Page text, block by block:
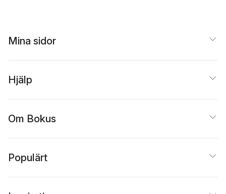
Mina sidor
Hjälp
Om Bokus
Populärt